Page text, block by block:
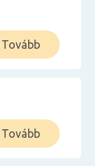
Tovább
Tovább